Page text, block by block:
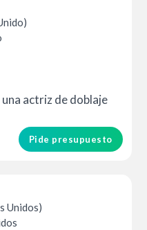
actriz de doblaje
Pide presupuesto
Unidos)